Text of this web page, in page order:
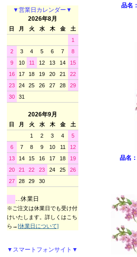
▼営業日カレンダー▼
2026年8月
日 月 火 水 木 金
土
1
2
3 4 5 6 7
8
9
10 11 12 13 14
15
16
17 18 19 20 21
22
23
24 25 26 27 28
29
30
31
2026年9月
日 月 火 水 木 金
土
1
2 3 4
5
6
7 8 9 10 11
12
13
14 15 16 17 18
19
20
21 22 23 24 25
26
27
28 29 30
…休業日
※ご注文は休業日でも受け付
けいたします。詳しくはこち
ら→[休業日について]
▼スマートフォンサイト▼
品名：
品名：